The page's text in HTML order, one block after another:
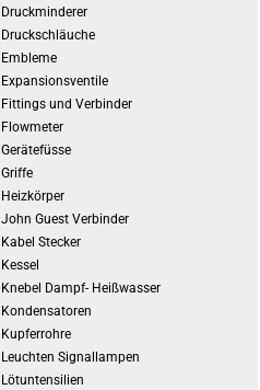
Druckminderer
Druckschläuche
Embleme
Expansionsventile
Fittings und Verbinder
Flowmeter
Gerätefüsse
Griffe
Heizkörper
John Guest Verbinder
Kabel Stecker
Kessel
Knebel Dampf- Heißwasser
Kondensatoren
Kupferrohre
Leuchten Signallampen
Lötuntensilien